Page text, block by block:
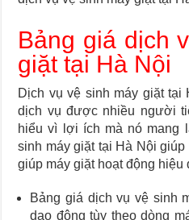
Bảng giá dịch
giặt tại Hà Nội
Dịch vụ vệ sinh máy giặt tại
dịch vụ được nhiều người
hiểu vì lợi ích mà nó mang
sinh máy giặt tại Hà Nội
giúp máy giặt hoạt động hiệu
Bảng giá dịch vụ vệ sinh
dao động tùy theo dòng